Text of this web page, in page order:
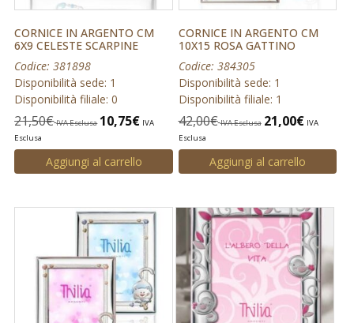
CORNICE IN ARGENTO CM
6X9 CELESTE SCARPINE
Codice: 381898
Disponibilità sede: 1
Disponibilità filiale: 0
21,50€ IVA Esclusa 10,75€ IVA
Esclusa
Aggiungi al carrello
CORNICE IN ARGENTO CM
10X15 ROSA GATTINO
Codice: 384305
Disponibilità sede: 1
Disponibilità filiale: 1
42,00€ IVA Esclusa 21,00€ IVA
Esclusa
Aggiungi al carrello